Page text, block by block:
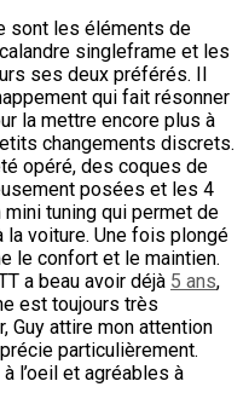
sont les éléments de
singleframe et les
ses deux préférés. Il
qui fait résonner
la mettre encore plus à
changements discrets.
opéré, des coques de
posées et les 4
tuning qui permet de
voiture. Une fois plongé
le confort et le maintien.
a beau avoir déjà 5 ans,
est toujours très
Guy attire mon attention
particulièrement.
l’oeil et agréables à